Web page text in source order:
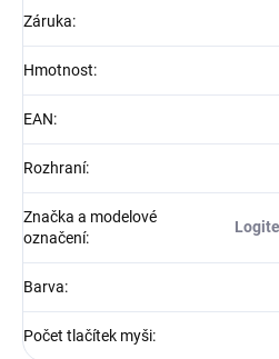
Záruka:
Hmotnost:
EAN:
Rozhraní:
Značka a modelové
označení:
Barva:
Počet tlačítek myši: